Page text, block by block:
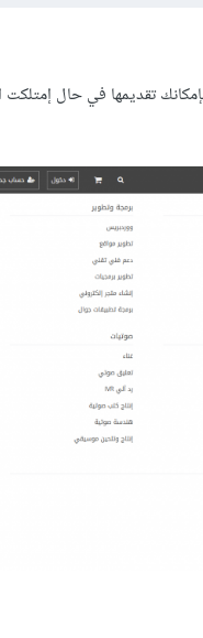
تقديمها في حال إمتلكت